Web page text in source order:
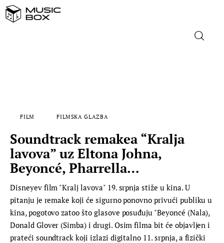
FILM
MUSIC BOX
FILM FILMSKA GLAZBA
Soundtrack remakea “Kralja
lavova” uz Eltona Johna,
Beyoncé, Pharrella…
Disneyev film "Kralj lavova" 19. srpnja stiže u kina. U
pitanju je remake koji će sigurno ponovno privući publiku u
kina, pogotovo zatoo što glasove posuđuju "Beyoncé (Nala),
Donald Glover (Simba) i drugi. Osim filma bit će objavljen i
prateći soundtrack koji izlazi digitalno 11. srpnja, a fizički